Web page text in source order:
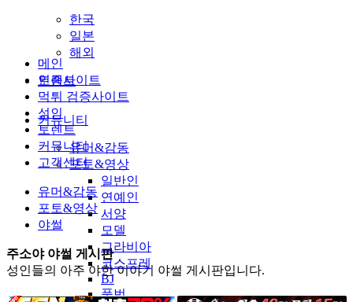
한국
일본
해외
토렌트
커뮤니티
유머&감동
포토&영상
일반인
연예인
서양
모델
그라비아
코스프레
BJ
품번
메인
인증사이트
먹튀 검증사이트
성인
토렌트
커뮤니티
고객센터
유머&감동
포토&영상
야썰
주소야 야썰 게시판
성인들의 아주 야한 이야기 야썰 게시판입니다.